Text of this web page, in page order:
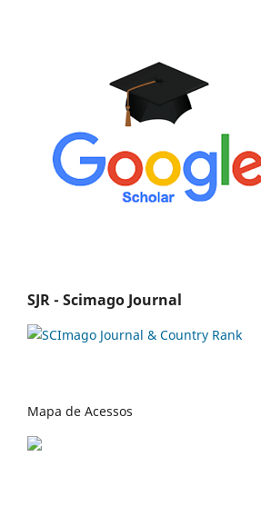
SJR - Scimago Journal
Mapa de Acessos